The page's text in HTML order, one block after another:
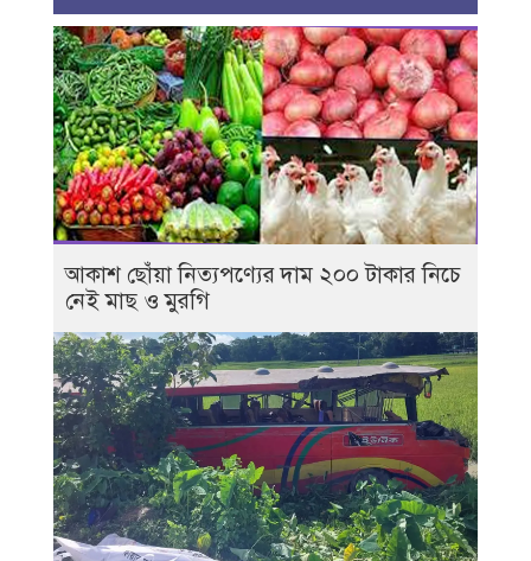
আকাশ ছোঁয়া নিত্যপণ্যের দাম ২০০ টাকার নিচে
নেই মাছ ও মুরগি